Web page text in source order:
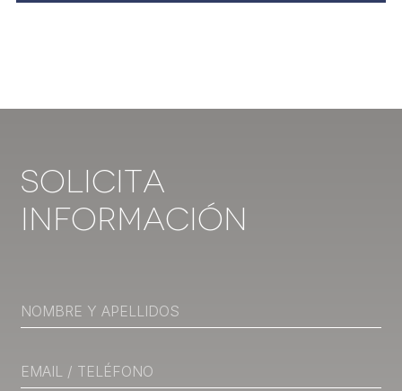
Solicita
Información